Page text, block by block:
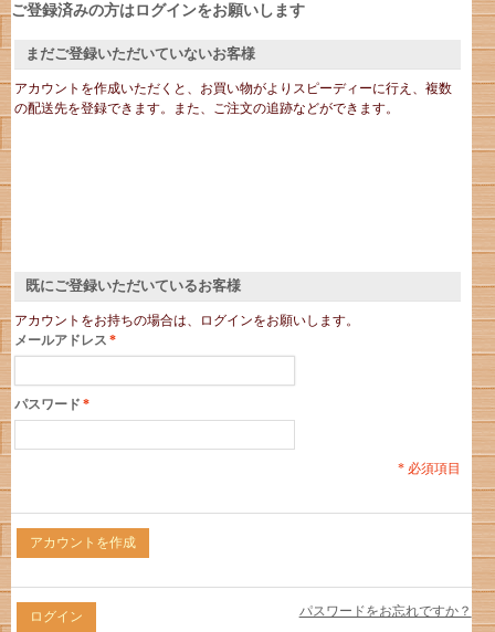
ご登録済みの方はログインをお願いします
まだご登録いただいていないお客様
アカウントを作成いただくと、お買い物がよりスピーディーに行え、複数
の配送先を登録できます。また、ご注文の追跡などができます。
既にご登録いただいているお客様
アカウントをお持ちの場合は、ログインをお願いします。
*
メールアドレス
*
パスワード
* 必須項目
アカウントを作成
パスワードをお忘れですか？
ログイン